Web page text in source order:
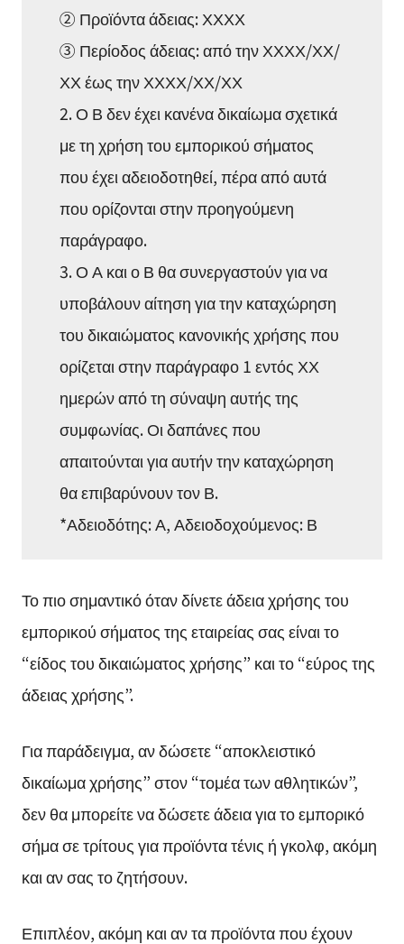
② Προϊόντα άδειας: ΧΧΧΧ
③ Περίοδος άδειας: από την ΧΧΧΧ/ΧΧ/
ΧΧ έως την ΧΧΧΧ/ΧΧ/ΧΧ
2. Ο Β δεν έχει κανένα δικαίωμα σχετικά
με τη χρήση του εμπορικού σήματος
που έχει αδειοδοτηθεί, πέρα από αυτά
που ορίζονται στην προηγούμενη
παράγραφο.
3. Ο Α και ο Β θα συνεργαστούν για να
υποβάλουν αίτηση για την καταχώρηση
του δικαιώματος κανονικής χρήσης που
ορίζεται στην παράγραφο 1 εντός ΧΧ
ημερών από τη σύναψη αυτής της
συμφωνίας. Οι δαπάνες που
απαιτούνται για αυτήν την καταχώρηση
θα επιβαρύνουν τον Β.
*Αδειοδότης: Α, Αδειοδοχούμενος: Β
Το πιο σημαντικό όταν δίνετε άδεια χρήσης του
εμπορικού σήματος της εταιρείας σας είναι το
“είδος του δικαιώματος χρήσης” και το “εύρος της
άδειας χρήσης”.
Για παράδειγμα, αν δώσετε “αποκλειστικό
δικαίωμα χρήσης” στον “τομέα των αθλητικών”,
δεν θα μπορείτε να δώσετε άδεια για το εμπορικό
σήμα σε τρίτους για προϊόντα τένις ή γκολφ, ακόμη
και αν σας το ζητήσουν.
Επιπλέον, ακόμη και αν τα προϊόντα που έχουν